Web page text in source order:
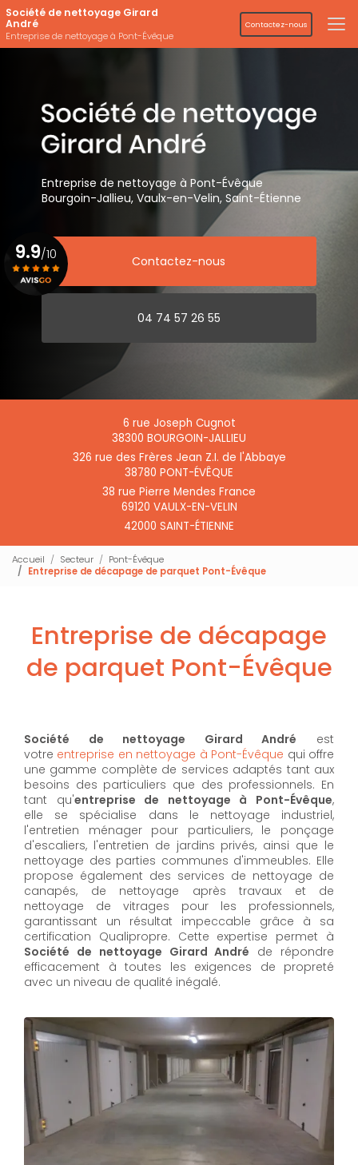
Aller
au
contenu
principal
Société de nettoyage Girard
André
Entreprise de nettoyage à Pont-Évêque
Contactez-nous
Entreprise de nettoyage à Pont-Évêque
Bourgoin-Jallieu, Vaulx-en-Velin, Saint-Étienne
Contactez-nous
04 74 57 26 55
6 rue Joseph Cugnot
38300 BOURGOIN-JALLIEU
326 rue des Frères Jean Z.I. de l'Abbaye
38780 PONT-ÉVÊQUE
38 rue Pierre Mendes France
69120 VAULX-EN-VELIN
42000 SAINT-ÉTIENNE
9.9/10
Accueil Secteur
Pont-Évêque
Entreprise de décapage de parquet Pont-Évêque
Entreprise de décapage
de parquet Pont-Évêque
Société de nettoyage Girard André est
votre entreprise en nettoyage à Pont-Évêque qui offre
une gamme complète de services adaptés tant aux
besoins des particuliers que des professionnels. En
tant qu'entreprise de nettoyage à Pont-Évêque,
elle se spécialise dans le nettoyage industriel,
l'entretien ménager pour particuliers, le ponçage
d'escaliers, l'entretien de jardins privés, ainsi que le
nettoyage des parties communes d'immeubles. Elle
propose également des services de nettoyage de
canapés, de nettoyage après travaux et de
nettoyage de vitrages pour les professionnels,
garantissant un résultat impeccable grâce à sa
certification Qualipropre. Cette expertise permet à
Société de nettoyage Girard André de répondre
efficacement à toutes les exigences de propreté
avec un niveau de qualité inégalé.